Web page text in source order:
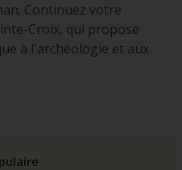
Continuez votre
Croix, qui propose
à l'archéologie et aux